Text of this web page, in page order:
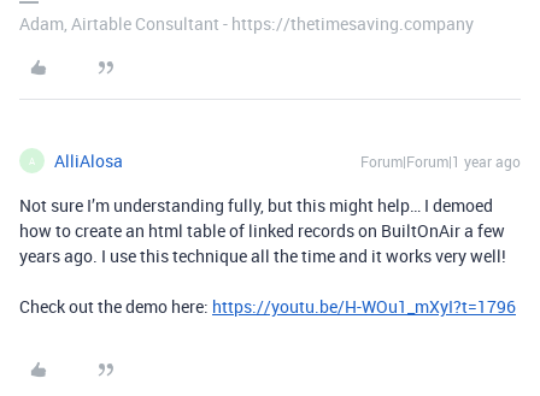
Adam, Airtable Consultant - https://thetimesaving.company
A AlliAlosa Forum|Forum|1 year ago
Not sure I’m understanding fully, but this might help… I demoed
how to create an html table of linked records on BuiltOnAir a few
years ago. I use this technique all the time and it works very well!
Check out the demo here: https://youtu.be/H-WOu1_mXyI?t=1796